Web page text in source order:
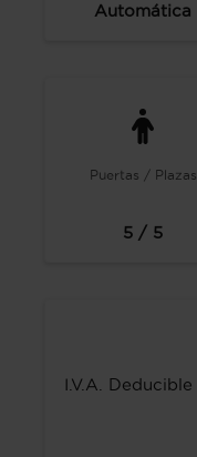
Automática
Puertas / Plazas
5 / 5
I.V.A. Deducible